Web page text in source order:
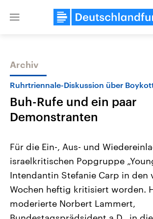
Close
Themen
Landtagswahl Sachsen-Anhalt
2026
Alle Informationen
Sachsen-Anhalt wählt am 6.
September 2026 einen neuen
Landtag. Seit 2021 wird das
Bundesland von einer Koalition aus
USA
den
mit
Archiv
Ruhrtriennale-Diskussion über
Buh-Rufe und ein paar
Demonstranten
Für die Ein-, Aus- und
israelkritischen Popgruppe
Intendantin Stefanie Carp in den
Wochen heftig kritisiert worden.
moderierte Norbert Lammert,